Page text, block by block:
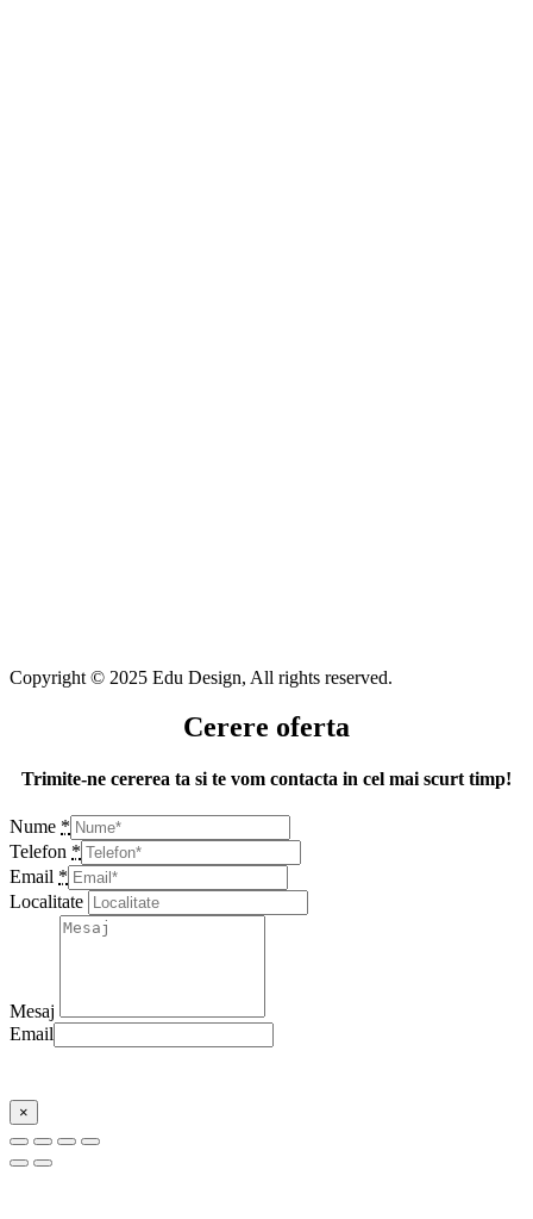
Copyright © 2025 Edu Design, All rights reserved.
Cerere oferta
Trimite-ne cererea ta si te vom contacta in cel mai scurt timp!
Nume *
Telefon *
Email *
Localitate
Mesaj
Email
×